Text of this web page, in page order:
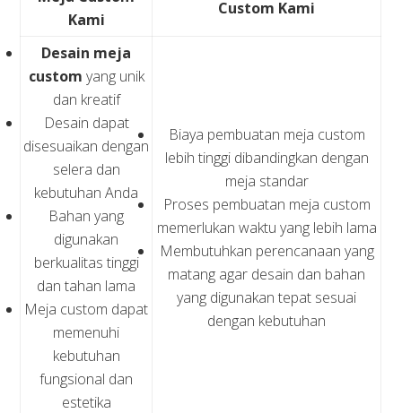
Kami
Custom Kami
Desain meja
custom yang unik
dan kreatif
Desain dapat
disesuaikan dengan
selera dan
kebutuhan Anda
Bahan yang
digunakan
berkualitas tinggi
dan tahan lama
Meja custom dapat
memenuhi
kebutuhan
fungsional dan
estetika
Biaya pembuatan meja custom
lebih tinggi dibandingkan dengan
meja standar
Proses pembuatan meja custom
memerlukan waktu yang lebih lama
Membutuhkan perencanaan yang
matang agar desain dan bahan
yang digunakan tepat sesuai
dengan kebutuhan